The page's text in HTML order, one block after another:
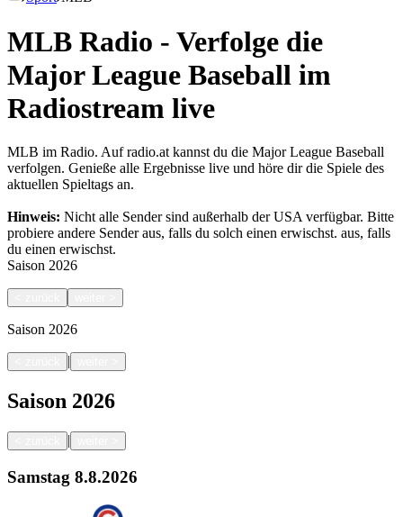
MLB Radio - Verfolge die
Major League Baseball im
Radiostream live
MLB im Radio. Auf radio.at kannst du die Major League Baseball
verfolgen. Genieße alle Ergebnisse live und höre dir die Spiele des
aktuellen Spieltags an.
Hinweis: Nicht alle Sender sind außerhalb der USA verfügbar. Bitte
probiere andere Sender aus, falls du solch einen erwischst. aus, falls
du einen erwischst.
Saison 2026
Saison 2026
|
Saison 2026
|
Samstag 8.8.2026